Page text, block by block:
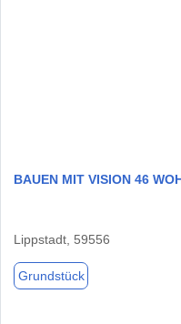
BAUEN MIT VISION 46
Lippstadt, 59556
Grundstück